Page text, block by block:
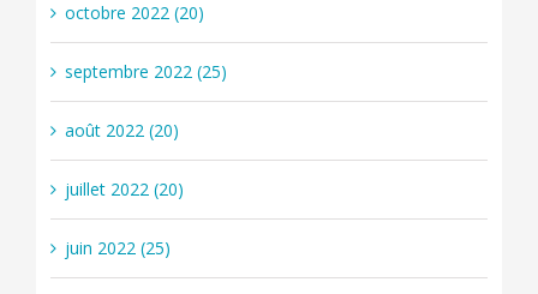
octobre 2022 (20)
septembre 2022 (25)
août 2022 (20)
juillet 2022 (20)
juin 2022 (25)